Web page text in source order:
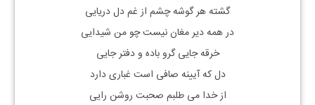
گشته هر گوشه چشم از غم دل دریایی
در همه دیر مغان نیست چو من شیدایی
خرقه جایی گرو باده و دفتر جایی
دل که آیینه صافی است غباری دارد
از خدا می طلبم صحبت روشن رایی